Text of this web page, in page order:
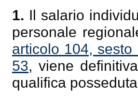
1. Il salario
personale
articolo 104,
53, viene
qualifica